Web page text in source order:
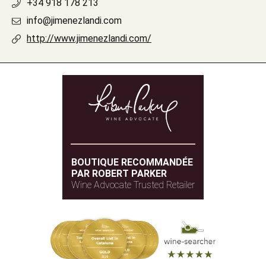
+34 918 178 213
info@jimenezlandi.com
http://www.jimenezlandi.com/
BOUTIQUE RECOMMANDÉE
PAR ROBERT PARKER
Wine Advocate Trusted Retailer